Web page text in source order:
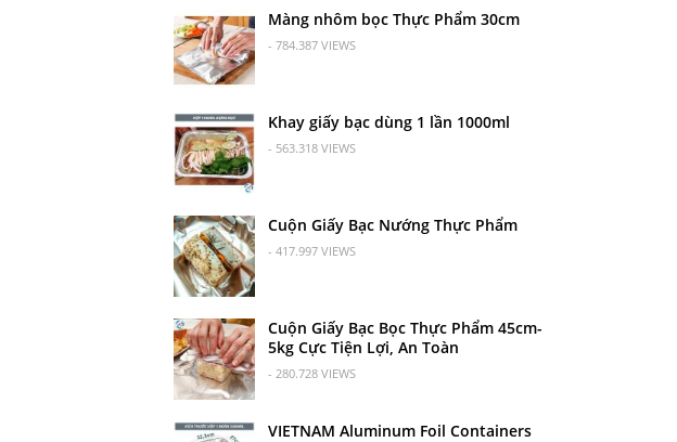
Màng nhôm bọc Thực Phẩm 30cm
- 784.387 VIEWS
Khay giấy bạc dùng 1 lần 1000ml
- 563.318 VIEWS
Cuộn Giấy Bạc Nướng Thực Phẩm
- 417.997 VIEWS
Cuộn Giấy Bạc Bọc Thực Phẩm 45cm-
5kg Cực Tiện Lợi, An Toàn
- 280.728 VIEWS
VIETNAM Aluminum Foil Containers